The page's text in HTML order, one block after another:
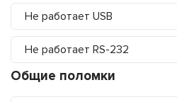
Не работает USB
Не работает RS-232
Общие поломки